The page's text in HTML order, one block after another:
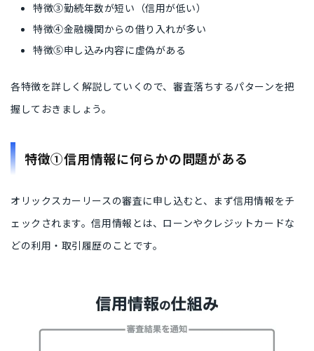
特徴③勤続年数が短い（信用が低い）
特徴④金融機関からの借り入れが多い
特徴⑤申し込み内容に虚偽がある
各特徴を詳しく解説していくので、審査落ちするパターンを把
握しておきましょう。
特徴①信用情報に何らかの問題がある
オリックスカーリースの審査に申し込むと、まず信用情報をチ
ェックされます。信用情報とは、ローンやクレジットカードな
どの利用・取引履歴のことです。